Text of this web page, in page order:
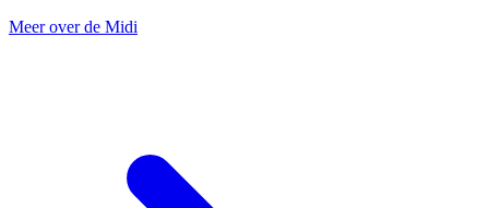
Meer over de Midi